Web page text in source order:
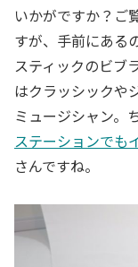
いかがですか？ご
すが、手前にある
スティックのビブ
はクラッシックや
ミュージシャン。
ステーションでも
さんですね。